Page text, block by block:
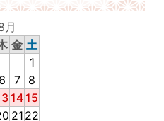
月
金 土
1
6 7
8
14 15
21 22